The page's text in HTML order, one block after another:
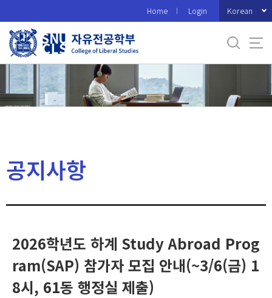
로
메
Home Login Korean
공지사항
2026학년도 하계 Study Abroad Prog
ram(SAP) 참가자 모집 안내(~3/6(금) 1
8시, 61동 행정실 제출)